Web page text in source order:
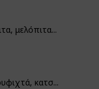
μελόπιτα...
κατσ...